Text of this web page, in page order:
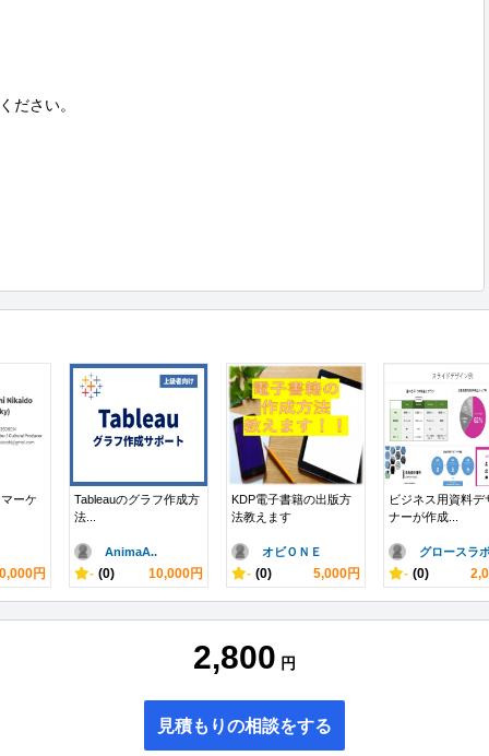
ださい。
ーケ
円
Tableauのグラフ作成方
法...
AnimaA..
- (0) 10,000円
KDP電子書籍の出版方
法教えます
オビＯＮＥ
- (0) 5,000円
ビジネス用資料デ
ナーが作成...
グロースラ
- (0)
2,800 円
見積もりの相談をする